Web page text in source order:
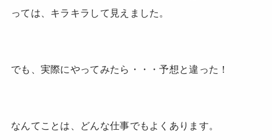
っては、キラキラして見えました。
でも、実際にやってみたら・・・予想と違った！
なんてことは、どんな仕事でもよくあります。